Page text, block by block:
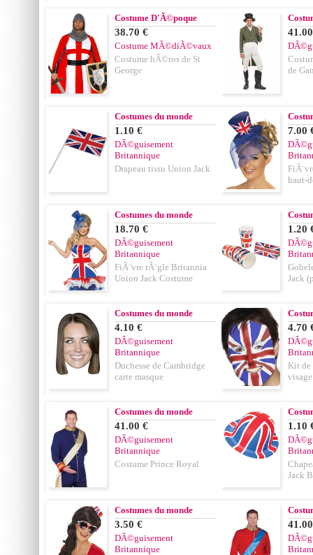
Costume D'Ã©poque
38.70 €
Costume MÃ©diÃ©vaux
Costume hÃ©ros de St
George
de
Costumes du monde
1.10 €
DÃ©guisement
Britannique
Drapeau tissu Union Jack
7.00
haut-
Costumes du monde
18.70 €
DÃ©guisement
Britannique
FiÃ¨vre rÃ¨gle Britannia
Union Jack Costume
1.20
Jack
Costumes du monde
4.10 €
DÃ©guisement
Britannique
Duchesse de Cambridge
carte masque
4.70
Kit de
Costumes du monde
41.00 €
DÃ©guisement
Britannique
Costume Prince Royal
1.10
Jack
Costumes du monde
3.50 €
DÃ©guisement
Britannique